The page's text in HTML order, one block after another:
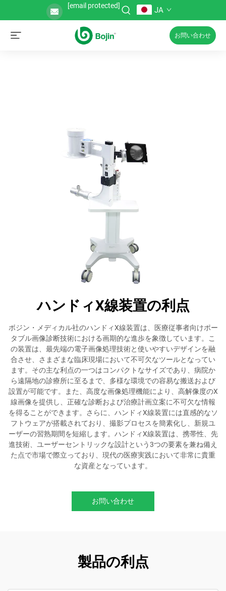
[email protected] JA
お問い合わせ
ハンドィX線装置の利点
ボジン・メディカル社のハンドィX線装置は、医療従事者向けポー
タブル画像診断技術における画期的な進歩を象徴しています。こ
の装置は、最先端の電子画像処理技術と使いやすいデザインを融
合させ、さまざまな臨床現場において不可欠なツールとなってい
ます。その主な利点の一つはコンパクトなサイズであり、病院か
ら遠隔地の診療所に至るまで、多様な環境での容易な搬送および
設置が可能です。また、高度な画像処理機能により、高解像度のX
線画像を提供し、正確な診断および治療計画立案に不可欠な情報
を得ることができます。さらに、ハンドィX線装置には直感的なソ
フトウェアが搭載されており、撮影プロセスを簡素化し、新規ユ
ーザーの習熟期間を短縮します。ハンドィX線装置は、携帯性、先
進技術、ユーザーセントリックな設計という3つの要素を兼ね備え
た点で市場で際立っており、現代の医療実践において非常に貴重
な資産となっています。
お問い合わせ
製品の利点